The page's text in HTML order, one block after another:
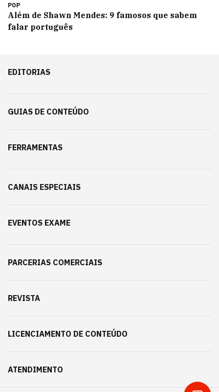
POP
Além de Shawn Mendes: 9 famosos que sabem
falar português
EDITORIAS
GUIAS DE CONTEÚDO
FERRAMENTAS
CANAIS ESPECIAIS
EVENTOS EXAME
PARCERIAS COMERCIAIS
REVISTA
LICENCIAMENTO DE CONTEÚDO
ATENDIMENTO